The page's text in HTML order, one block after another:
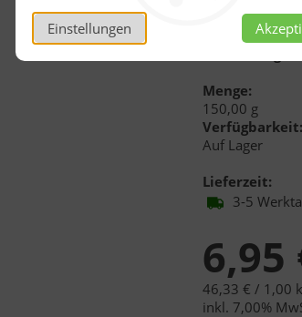
Einstellungen
16-18°C; kühl
Menge:
150,00 g
Verfügbarkeit:
Auf Lager
Lieferzeit:
3-5
6,95
46,33 € / 1,00
inkl. 7,00%